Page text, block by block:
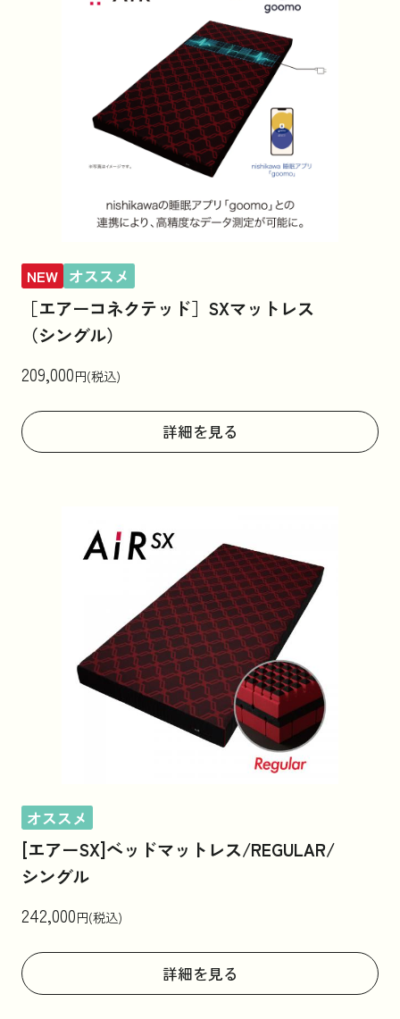
NEW オススメ
［エアーコネクテッド］SXマットレス
（シングル）
209,000円(税込)
詳細を見る
オススメ
[エアーSX]ベッドマットレス/REGULAR/
シングル
242,000円(税込)
詳細を見る